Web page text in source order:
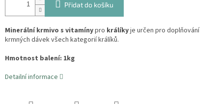
Přidat do košíku
Minerální krmivo s vitamínypro králíkyje určen pro doplňování
krmných dávek všech kategorií králíků.
Hmotnost balení: 1kg
Detailní informace